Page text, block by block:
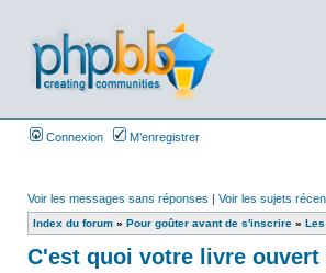
Connexion M’enregistrer
Voir les messages sans réponses | Voir les sujets
Index du forum » Pour goûter avant de s'inscrire »
C'est quoi votre livre ouvert